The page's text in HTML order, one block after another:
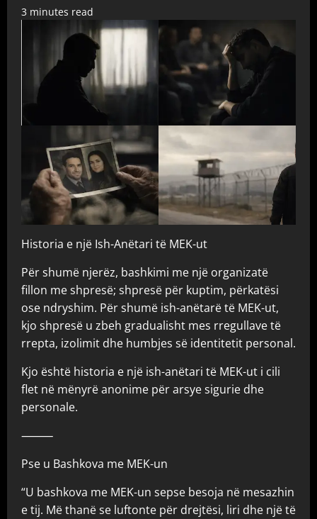
3 minutes read
Historia e një Ish-Anëtari të MEK-ut
Për shumë njerëz, bashkimi me një organizatë
fillon me shpresë; shpresë për kuptim, përkatësi
ose ndryshim. Për shumë ish-anëtarë të MEK-ut,
kjo shpresë u zbeh gradualisht mes rregullave të
rrepta, izolimit dhe humbjes së identitetit personal.
Kjo është historia e një ish-anëtari të MEK-ut i cili
flet në mënyrë anonime për arsye sigurie dhe
personale.
⸻
Pse u Bashkova me MEK-un
“U bashkova me MEK-un sepse besoja në mesazhin
e tij. Më thanë se luftonte për drejtësi, liri dhe një të